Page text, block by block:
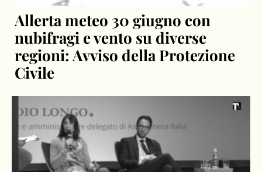
Allerta meteo 30 giugno con
nubifragi e vento su diverse
regioni: Avviso della Protezione
Civile